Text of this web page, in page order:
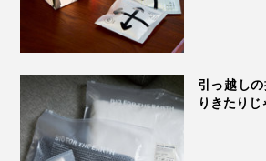
引っ越し
りきたりじ